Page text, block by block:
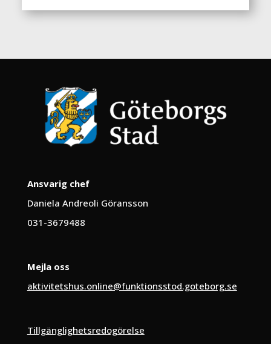
Ansvarig chef
Daniela Andreoli Göransson
031-3679488
Mejla oss
aktivitetshus.online@funktionsstod.goteborg.se
Tillgänglighetsredogörelse